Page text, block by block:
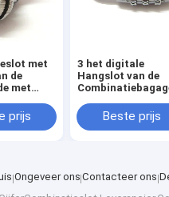
met
de
met
prijs
3 het digitale
Hangslot van de
Beste prijs
Ongeveer ons Contacteer ons